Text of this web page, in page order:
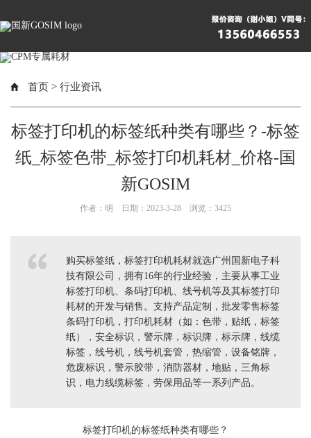
首页 > 行业资讯
标签打印机的标签纸种类有哪些？-标签
纸_标签色带_标签打印机耗材_价格-国
新GOSIM
作者：明 日期：2023-3-28 浏览： 3425
购买标签纸，标签打印机耗材就选广州国新电子科
技有限公司，拥有16年的行业经验，主要从事工业
标签打印机、条码打印机、线号机等及其标签打印
耗材的开发与销售。支持产品定制，批发零售标签
条码打印机，打印机耗材（如：色带，贴纸，标签
纸），安全标识，警示牌，标识牌，标示牌，线缆
标签，线号机，线号机套管，热缩管，设备铭牌，
危废标识，警示胶带，消防器材，地贴，三角标
识，电力线缆标签，劳保用品等一系列产品。
标签打印机的标签纸种类有哪些？